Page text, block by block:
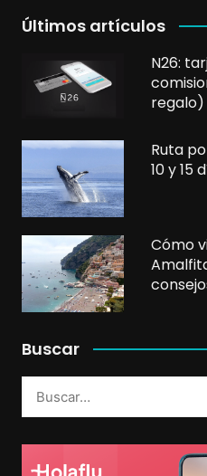
Últimos artículos
N26:
regalo)
Ruta
10 y 15
Cómo
Buscar